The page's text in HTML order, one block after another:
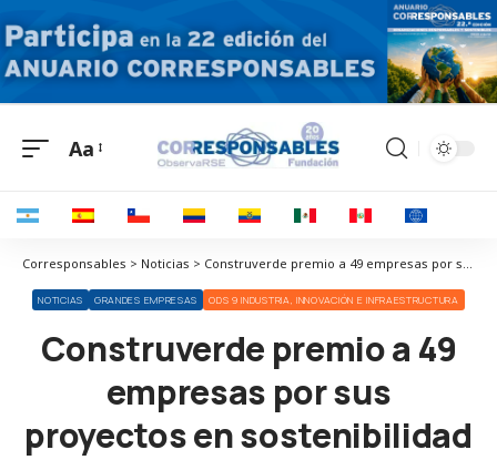
Aa
Corresponsables > Noticias > Construverde premio a 49 empresas por sus proyectos en sostenibilidad
NOTICIAS GRANDES EMPRESAS ODS 9 INDUSTRIA, INNOVACIÓN E INFRAESTRUCTURA
Construverde premio a 49
empresas por sus
proyectos en sostenibilidad